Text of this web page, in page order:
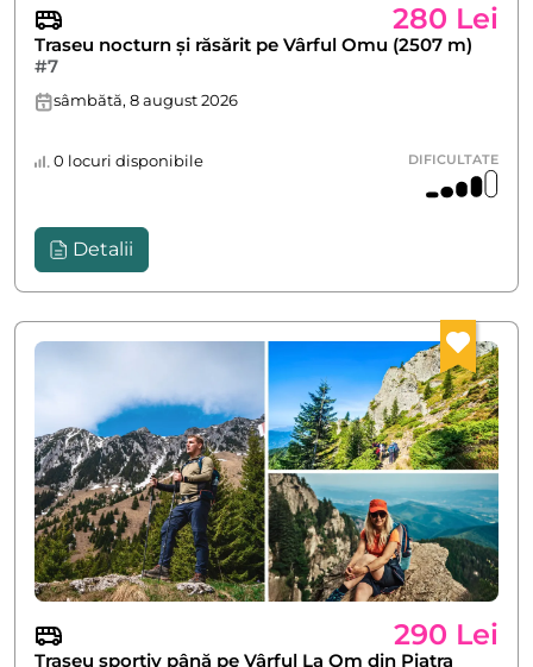
280 Lei
Traseu nocturn și răsărit pe Vârful Omu (2507 m)
#7
sâmbătă, 8 august 2026
0 locuri disponibile DIFICULTATE
Detalii
290 Lei
Traseu sportiv până pe Vârful La Om din Piatra